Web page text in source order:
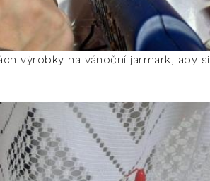
výrobky na vánoční jarmark, aby si